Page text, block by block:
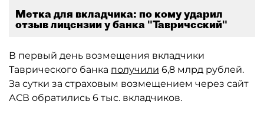
Метка для вкладчика: по кому ударил
отзыв лицензии у банка "Таврический"
В первый день возмещения вкладчики
Таврического банка получили 6,8 млрд рублей.
За сутки за страховым возмещением через сайт
АСВ обратились 6 тыс. вкладчиков.